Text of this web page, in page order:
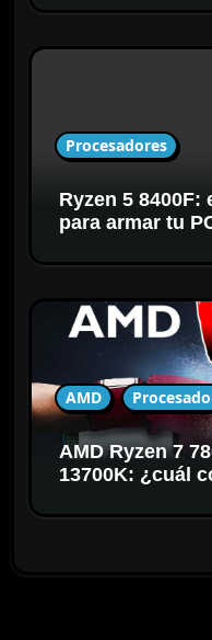
s
Procesadores
Ryzen 5 8400F:
para armar tu
AMD
AMD Ryzen 7
13700K: ¿cuál